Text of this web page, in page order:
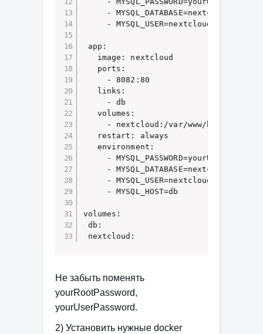
- MYSQL_DATABASE=nextcloud
- MYSQL_USER=nextcloud
app:
image: nextcloud
ports:
- 8082:80
links:
- db
volumes:
- nextcloud:/var/www/html
restart: always
environment:
-
- MYSQL_DATABASE=nextcloud
- MYSQL_USER=nextcloud
- MYSQL_HOST=db
volumes:
db:
nextcloud:
Не забыть поменять
yourRootPassword,
yourUserPassword.
2) Установить нужные docker